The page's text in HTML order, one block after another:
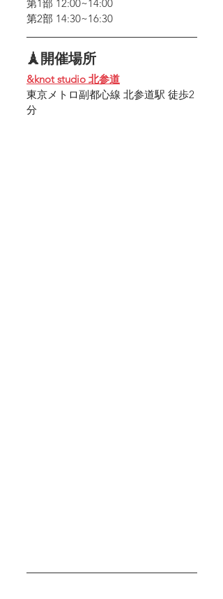
第1部 12:00~14:00
第2部 14:30~16:30
🗼開催場所
&knot studio 北参道
東京メトロ副都心線 北参道駅 徒歩2
分